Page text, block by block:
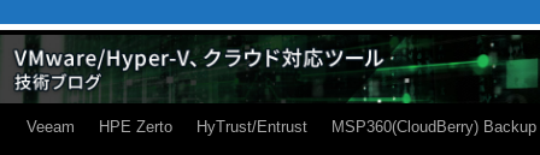
Veeam HPE Zerto HyTrust/Entrust MSP360(CloudBerry) Backup